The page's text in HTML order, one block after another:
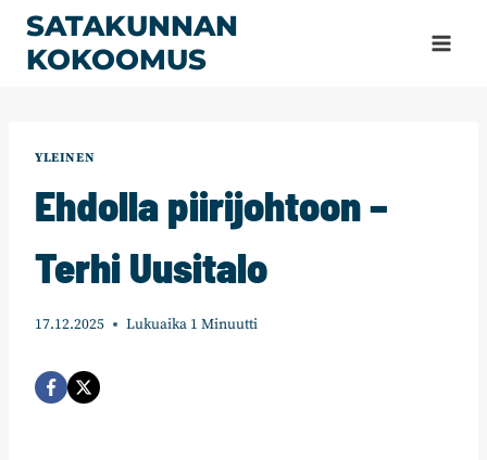
Siirry
sisältöön
SATAKUNNAN
KOKOOMUS
YLEINEN
Ehdolla piirijohtoon –
Terhi Uusitalo
17.12.2025 Lukuaika 1 Minuutti